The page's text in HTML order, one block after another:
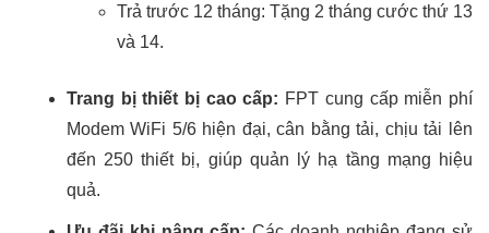
Trả trước 12 tháng: Tặng 2 tháng cước thứ 13
và 14.
Trang bị thiết bị cao cấp: FPT cung cấp miễn phí
Modem WiFi 5/6 hiện đại, cân bằng tải, chịu tải lên
đến 250 thiết bị, giúp quản lý hạ tầng mạng hiệu
quả.